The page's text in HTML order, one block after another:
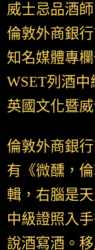
威士忌品酒師
倫敦外商銀
知名媒體專
WSET列酒中
英國文化暨
倫敦外商銀
有《微醺，
輯，右腦是
中級證照入
說酒寫酒。